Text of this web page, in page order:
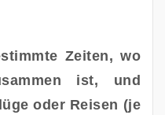
Zeiten, wo
ist, und
oder Reisen (je